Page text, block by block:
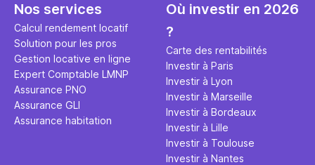
Nos services
Calcul rendement locatif
Solution pour les pros
Gestion locative en ligne
Expert Comptable LMNP
Assurance PNO
Assurance GLI
Assurance habitation
Où investir en 2026
?
Carte des rentabilités
Investir à Paris
Investir à Lyon
Investir à Marseille
Investir à Bordeaux
Investir à Lille
Investir à Toulouse
Investir à Nantes